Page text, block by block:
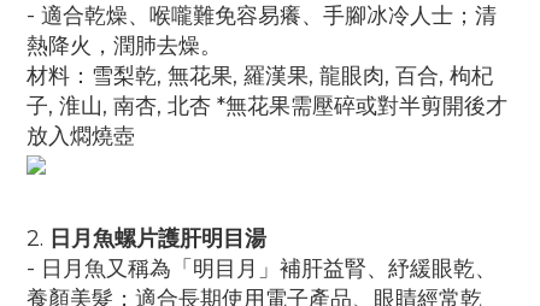
- 適合乾燥、喉嚨難免容易癢、手腳冰冷人士；清
熱降火，潤肺去燥。
材料： 雪梨乾, 無花果, 羅漢果, 龍眼肉, 百合, 枸杞
子, 淮山, 南杏, 北杏 *無花果需壓碎或對半剪開後才
放入燜燒壺
2. 日月魚螺片護肝明目湯
- 日月魚又稱為「明目月」補肝益腎、紓緩眼乾、
養顏美髮；適合長期使用電子產品、眼睛經常乾